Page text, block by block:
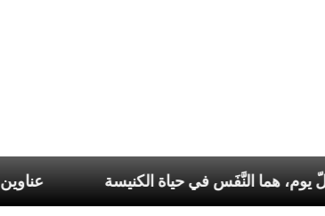
كلّ أسبوع وكلّ يوم، هما النَّفَس في حياة الكنيسة